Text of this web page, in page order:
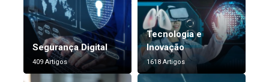
Segurança Digital
409 Artigos
Tecnologia e
Inovação
1618 Artigos